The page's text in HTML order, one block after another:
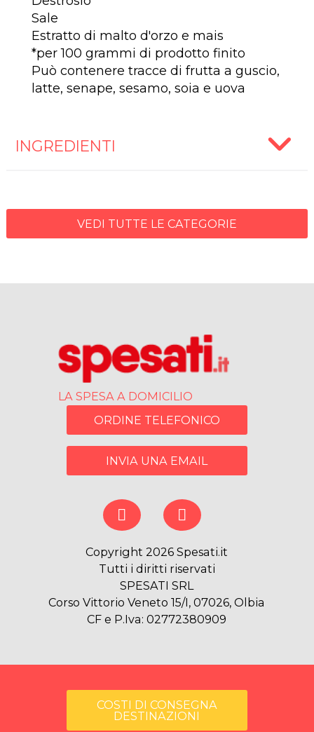
Sale
Estratto di malto d'orzo e mais
*per 100 grammi di prodotto finito
Può contenere tracce di frutta a guscio,
latte, senape, sesamo, soia e uova
INGREDIENTI
VEDI TUTTE LE CATEGORIE
LA SPESA A DOMICILIO
ORDINE TELEFONICO
INVIA UNA EMAIL
Copyright 2026 Spesati.it
Tutti i diritti riservati
SPESATI SRL
Corso Vittorio Veneto 15/I, 07026, Olbia
CF e P.Iva: 02772380909
COSTI DI CONSEGNA
DESTINAZIONI